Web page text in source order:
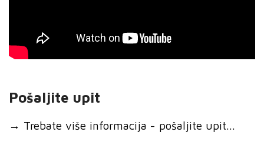
Pošaljite upit
→ Trebate više informacija - pošaljite upit...